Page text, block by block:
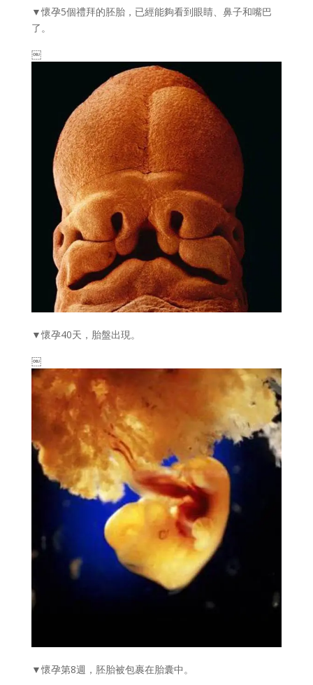
▼懷孕5個禮拜的胚胎，已經能夠看到眼睛、鼻子和嘴巴
了。
￼
▼懷孕40天，胎盤出現。
￼
▼懷孕第8週，胚胎被包裹在胎囊中。